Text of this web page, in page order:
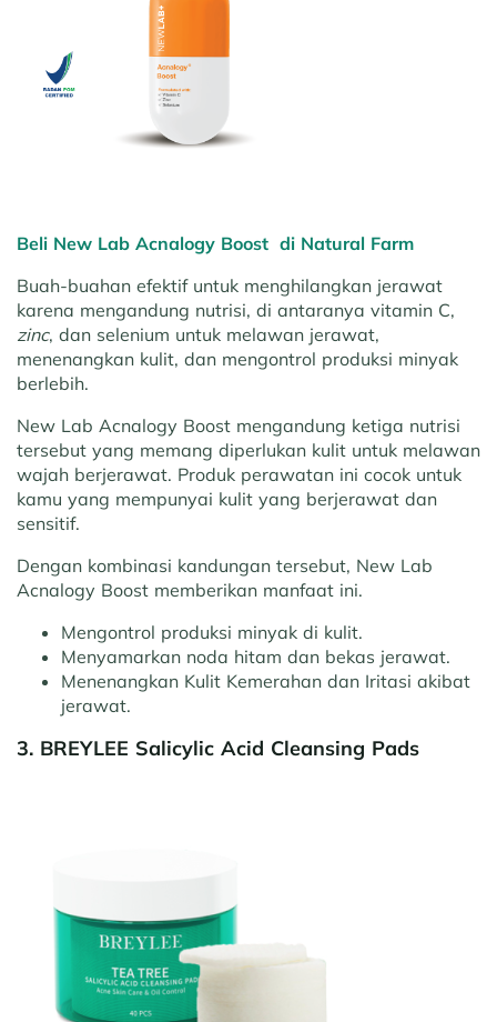
Beli New Lab Acnalogy Boost di Natural Farm
Buah-buahan efektif untuk menghilangkan jerawat
karena mengandung nutrisi, di antaranya vitamin C,
zinc, dan selenium untuk melawan jerawat,
menenangkan kulit, dan mengontrol produksi minyak
berlebih.
New Lab Acnalogy Boost mengandung ketiga nutrisi
tersebut yang memang diperlukan kulit untuk melawan
wajah berjerawat. Produk perawatan ini cocok untuk
kamu yang mempunyai kulit yang berjerawat dan
sensitif.
Dengan kombinasi kandungan tersebut, New Lab
Acnalogy Boost memberikan manfaat ini.
Mengontrol produksi minyak di kulit.
Menyamarkan noda hitam dan bekas jerawat.
Menenangkan Kulit Kemerahan dan Iritasi akibat
jerawat.
3. BREYLEE Salicylic Acid Cleansing Pads